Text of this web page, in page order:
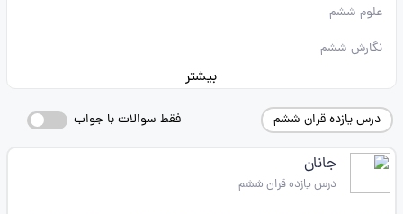
علوم ششم
نگارش ششم
بیشتر
درس یازده قران ششم فقط سوالات با جواب
جانان
درس یازده قران ششم